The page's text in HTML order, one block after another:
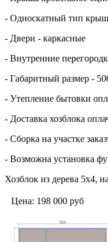
- Односкатный тип
- Двери - каркасные
- Внутренние
- Габаритный размер -
- Утепление бытовки
- Доставка хозблока
- Сборка на участке
- Возможна установка
Хозблок из дерева 5х4,
Цена: 198 000 руб